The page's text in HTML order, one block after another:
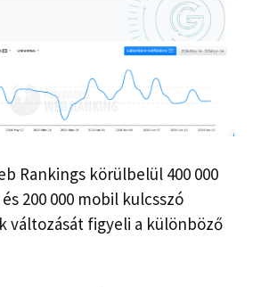
Rankings körülbelül 400 000
200 000 mobil kulcsszó
változását figyeli a különböző